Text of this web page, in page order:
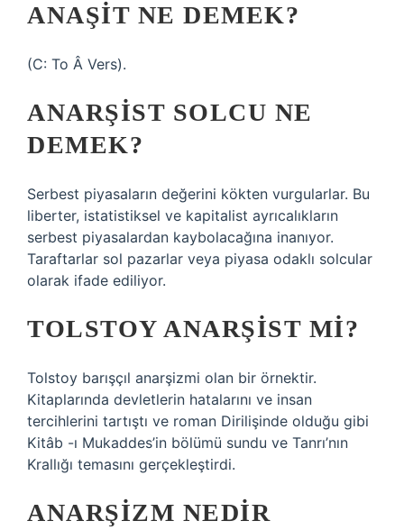
ANAŞIT NE DEMEK?
(C: To Â Vers).
ANARŞIST SOLCU NE
DEMEK?
Serbest piyasaların değerini kökten vurgularlar. Bu
liberter, istatistiksel ve kapitalist ayrıcalıkların
serbest piyasalardan kaybolacağına inanıyor.
Taraftarlar sol pazarlar veya piyasa odaklı solcular
olarak ifade ediliyor.
TOLSTOY ANARŞIST MI?
Tolstoy barışçıl anarşizmi olan bir örnektir.
Kitaplarında devletlerin hatalarını ve insan
tercihlerini tartıştı ve roman Dirilişinde olduğu gibi
Kitâb -ı Mukaddes’in bölümü sundu ve Tanrı’nın
Krallığı temasını gerçekleştirdi.
ANARŞIZM NEDIR